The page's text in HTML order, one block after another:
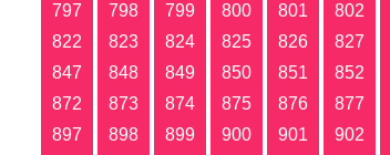
797
798 799 800 801 802
822
823 824 825 826 827
847
848 849 850 851 852
872
873 874 875 876 877
897
898 899 900 901 902